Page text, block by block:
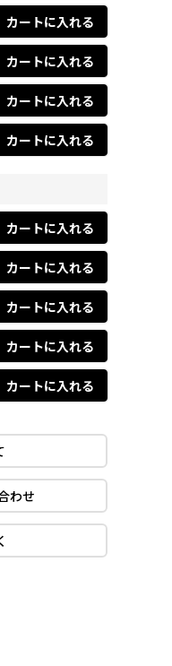
カートに入れる
カートに入れる
カートに入れる
カートに入れる
カートに入れる
カートに入れる
カートに入れる
カートに入れる
カートに入れる
わせ